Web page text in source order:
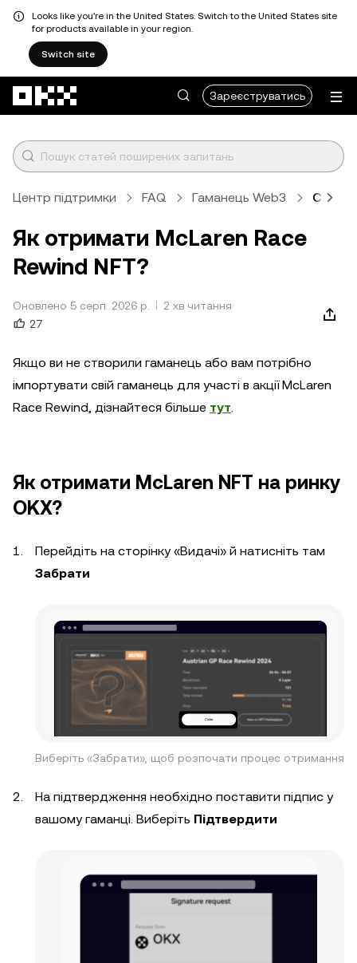
Looks like you're in the United States. Switch to the United States site
for products available in your region.
Switch site
Зареєструватись
Центр підтримки FAQ Гаманець Web3
Як отримати McLaren Race
Rewind NFT?
Оновлено 5 серп. 2026 р.
2 хв читання
27
Якщо ви не створили гаманець або вам потрібно
імпортувати свій гаманець для участі в акції McLaren
Race Rewind, дізнайтеся більше тут.
Як отримати McLaren NFT на ринку
OKX?
Перейдіть на сторінку «Видачі» й натисніть там
Забрати
Виберіть «Забрати», щоб розпочати процес отримання
На підтвердження необхідно поставити підпис у
вашому гаманці. Виберіть Підтвердити